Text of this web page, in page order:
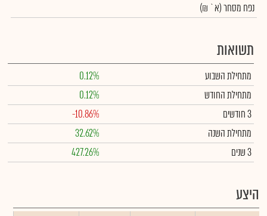
נפח מסחר(א` ₪)
תשואות
מתחילת השבוע
0.12%
מתחילת החודש
0.12%
3 חודשים
-10.86%
מתחילת השנה
32.62%
3 שנים
427.26%
היצע